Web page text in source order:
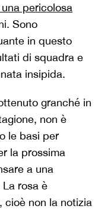
pericolosa
Sono
in questo
di squadra e
insipida.
granché in
non è
le basi per
la prossima
a una
rosa è
cioè non la notizia